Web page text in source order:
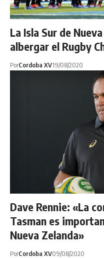
La Isla Sur de
albergar el Rugby
PorCordoba XV19/08/2020
Dave Rennie: «La
Tasman es
Nueva Zelanda»
PorCordoba XV09/08/2020